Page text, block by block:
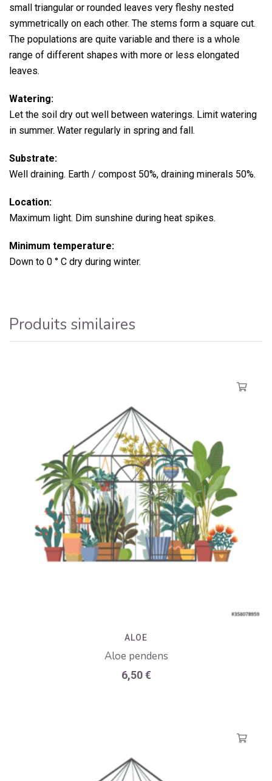
small triangular or rounded leaves very fleshy nested
symmetrically on each other. The stems form a square cut.
The populations are quite variable and there is a whole
range of different shapes with more or less elongated
leaves.
Watering:
Let the soil dry out well between waterings. Limit watering
in summer. Water regularly in spring and fall.
Substrate:
Well draining. Earth / compost 50%, draining minerals 50%.
Location:
Maximum light. Dim sunshine during heat spikes.
Minimum temperature:
Down to 0 ° C dry during winter.
Produits similaires
ALOE
Aloe pendens
6,50€